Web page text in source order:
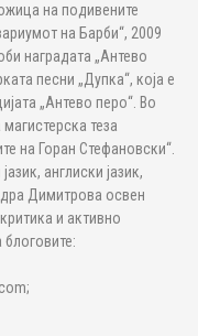
на подивените
на Барби“, 2009
наградата „Антево
песни „Дупка“, која е
„Антево перо“. Во
теза
на Горан Стефановски“.
англиски јазик,
Димитрова освен
и активно